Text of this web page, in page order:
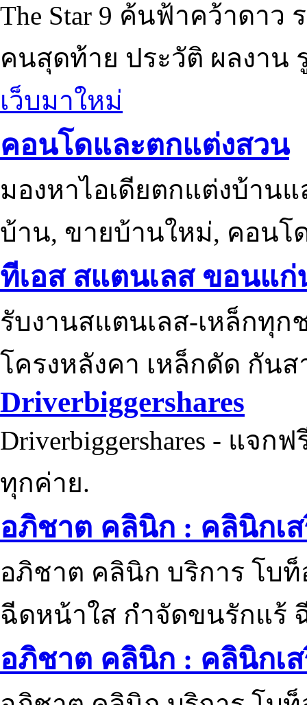
The Star 9 ค้นฟ้าคว้าดาว
คนสุดท้าย ประวัติ ผลงาน
เว็บมาใหม่
คอนโดและตกแต่งสวน
มองหาไอเดียตกแต่งบ้าน
บ้าน, ขายบ้านใหม่, คอนโ
ทีเอส สแตนเลส ขอนแก่
รับงานสแตนเลส-เหล็กทุ
โครงหลังคา เหล็กดัด กัน
Driverbiggershares
Driverbiggershares - แจก
ทุกค่าย.
อภิชาต คลินิก : คลินิกเ
อภิชาต คลินิก บริการ โบ
ฉีดหน้าใส กำจัดขนรักแร้
อภิชาต คลินิก : คลินิกเ